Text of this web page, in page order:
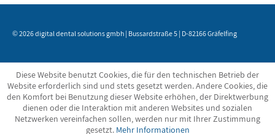
© 2026 digital dental solutions gmbh | Bussardstraße 5 | D-82166 Gräfelfing
Diese Website benutzt Cookies, die für den technischen Betrieb der
Website erforderlich sind und stets gesetzt werden. Andere Cookies, die
den Komfort bei Benutzung dieser Website erhöhen, der Direktwerbung
dienen oder die Interaktion mit anderen Websites und sozialen
Netzwerken vereinfachen sollen, werden nur mit Ihrer Zustimmung
gesetzt. Mehr Informationen